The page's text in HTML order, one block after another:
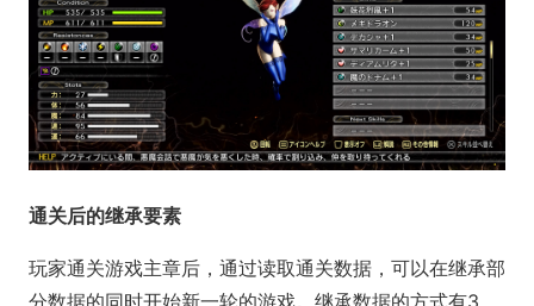
通关后的继承要素
玩家通关游戏主章后，通过读取通关数据，可以在继承部
分数据的同时开始新一轮的游戏。继承数据的方式有3